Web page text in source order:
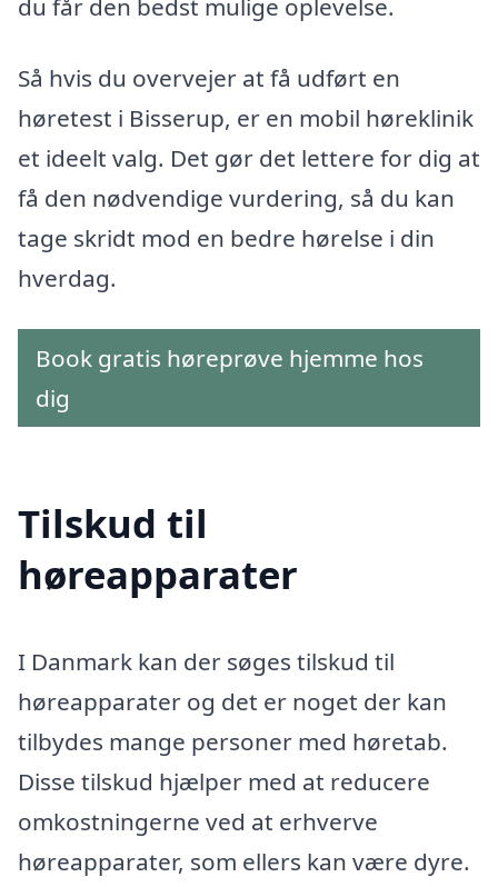
du får den bedst mulige oplevelse.
Så hvis du overvejer at få udført en
høretest i Bisserup, er en mobil høreklinik
et ideelt valg. Det gør det lettere for dig at
få den nødvendige vurdering, så du kan
tage skridt mod en bedre hørelse i din
hverdag.
Book gratis høreprøve hjemme hos
dig
Tilskud til
høreapparater
I Danmark kan der søges tilskud til
høreapparater og det er noget der kan
tilbydes mange personer med høretab.
Disse tilskud hjælper med at reducere
omkostningerne ved at erhverve
høreapparater, som ellers kan være dyre.